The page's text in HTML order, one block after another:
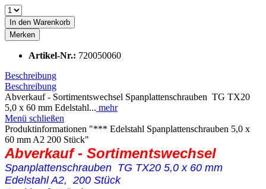
In den Warenkorb
Merken
Artikel-Nr.: 720050060
Beschreibung
Beschreibung
Abverkauf - Sortimentswechsel Spanplattenschrauben TG TX20
5,0 x 60 mm Edelstahl... mehr
Menü schließen
Produktinformationen "*** Edelstahl Spanplattenschrauben 5,0 x
60 mm A2 200 Stück"
Abverkauf - Sortimentswechsel
Spanplattenschrauben TG TX20 5,0 x 60 mm
Edelstahl A2, 200 Stück